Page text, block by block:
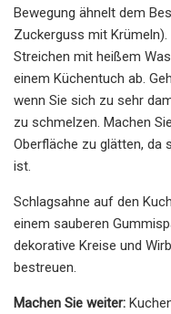
Bewegung ähnelt dem
Zuckerguss mit
Streichen mit heißem
einem Küchentuch ab.
wenn Sie sich zu sehr
zu schmelzen. Machen
Oberfläche zu glätten, da
ist.
Schlagsahne auf den
einem sauberen
dekorative Kreise und
bestreuen.
Machen Sie weiter: